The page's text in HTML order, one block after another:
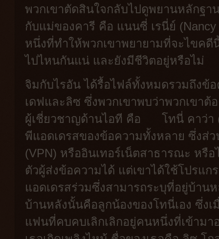
พวกเขาตัดสินใจกลับไปดูพยานหลักฐ
กับแม่ของคารี คือ แนนซี่ เรนี่ย์
หนึ่งที่ทำให้พวกเขาพยายามที่จะไขคดี
ไปไหนกันแน่ และยังมีชีวิตอยู่หรือไม่
จิมกับไรอัน ได้รื้อไฟล์ทั้งหมดรวมถึงข้
เดฟและลิซ ซึ่งพวกเขาพบว่าพวกเขาต้
ผู้เชี่ยวชาญด้านไอที คือ
โทนี่ คาว่า
พีแอดเดรสของข้อความทั้งหลาย ซึ่งส่ว
(VPN) หรืออินเทอร์เน็ตสาธารณะ หรื
ตัวผู้ส่งข้อความได้ แต่เขาได้ใช้โปรแ
แอดเดรสร่วมซึ่งสามารถระบุที่อยู่บ้าน
บ้านหลังนั้นคือลูกน้องของโทนี่เอง ซึ่ง
แฟนที่คบคบเลิกเลิกอยู่คนหนึ่งที่เข้ามา